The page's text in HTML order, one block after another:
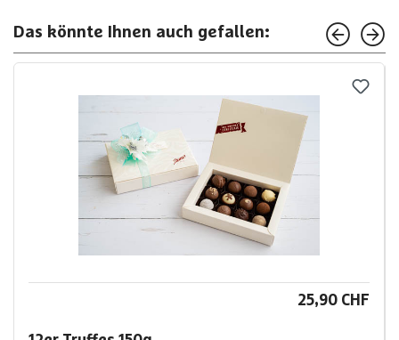
Das könnte Ihnen auch gefallen:
25,90 CHF